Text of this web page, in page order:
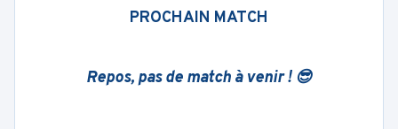
PROCHAIN MATCH
Repos, pas de match à venir ! 😎